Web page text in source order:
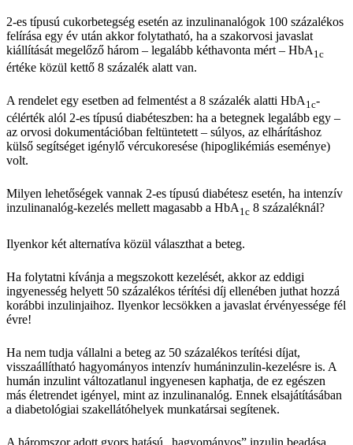
2-es típusú cukorbetegség esetén az inzulinanalógok 100 százalékos
felírása egy év után akkor folytatható, ha a szakorvosi javaslat
kiállítását megelőző három – legalább kéthavonta mért – HbA 1c
értéke közül kettő 8 százalék alatt van.
A rendelet egy esetben ad felmentést a 8 százalék alatti HbA 1c-
célérték alól 2-es típusú diabéteszben: ha a betegnek legalább egy –
az orvosi dokumentációban feltüntetett – súlyos, az elhárításhoz
külső segítséget igénylő vércukoresése (hipoglikémiás eseménye)
volt.
Milyen lehetőségek vannak 2-es típusú diabétesz esetén, ha intenzív
inzulinanalóg-kezelés mellett magasabb a HbA 1c 8 százaléknál?
Ilyenkor két alternatíva közül választhat a beteg.
Ha folytatni kívánja a megszokott kezelését, akkor az eddigi
ingyenesség helyett 50 százalékos térítési díj ellenében juthat hozzá
korábbi inzulinjaihoz. Ilyenkor lecsökken a javaslat érvényessége fél
évre!
Ha nem tudja vállalni a beteg az 50 százalékos terítési díjat,
visszaállítható hagyományos intenzív humáninzulin-kezelésre is. A
humán inzulint változatlanul ingyenesen kaphatja, de ez egészen
más életrendet igényel, mint az inzulinanalóg. Ennek elsajátításában
a diabetológiai szakellátóhelyek munkatársai segítenek.